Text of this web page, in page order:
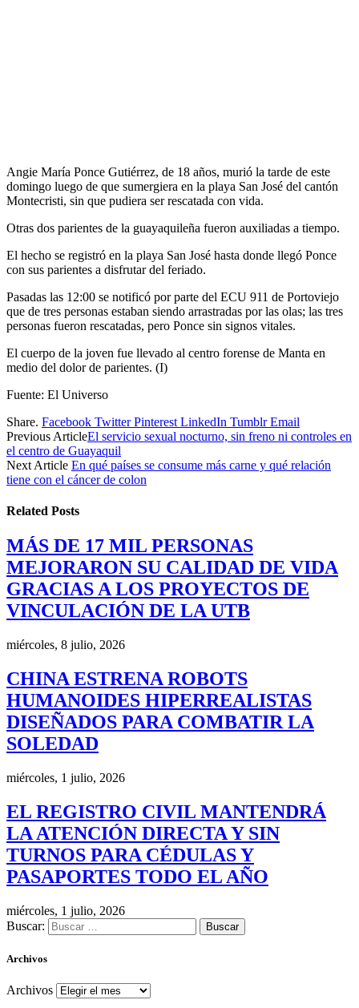
Angie María Ponce Gutiérrez, de 18 años, murió la tarde de este
domingo luego de que sumergiera en la playa San José del cantón
Montecristi, sin que pudiera ser rescatada con vida.
Otras dos parientes de la guayaquileña fueron auxiliadas a tiempo.
El hecho se registró en la playa San José hasta donde llegó Ponce
con sus parientes a disfrutar del feriado.
Pasadas las 12:00 se notificó por parte del ECU 911 de Portoviejo
que de tres personas estaban siendo arrastradas por las olas; las tres
personas fueron rescatadas, pero Ponce sin signos vitales.
El cuerpo de la joven fue llevado al centro forense de Manta en
medio del dolor de parientes. (I)
Fuente: El Universo
Share. Facebook Twitter Pinterest LinkedIn Tumblr Email
Previous ArticleEl servicio sexual nocturno, sin freno ni controles en
el centro de Guayaquil
Next Article En qué países se consume más carne y qué relación
tiene con el cáncer de colon
Related Posts
MÁS DE 17 MIL PERSONAS
MEJORARON SU CALIDAD DE VIDA
GRACIAS A LOS PROYECTOS DE
VINCULACIÓN DE LA UTB
miércoles, 8 julio, 2026
CHINA ESTRENA ROBOTS
HUMANOIDES HIPERREALISTAS
DISEÑADOS PARA COMBATIR LA
SOLEDAD
miércoles, 1 julio, 2026
EL REGISTRO CIVIL MANTENDRÁ
LA ATENCIÓN DIRECTA Y SIN
TURNOS PARA CÉDULAS Y
PASAPORTES TODO EL AÑO
miércoles, 1 julio, 2026
Buscar:
Archivos
Archivos